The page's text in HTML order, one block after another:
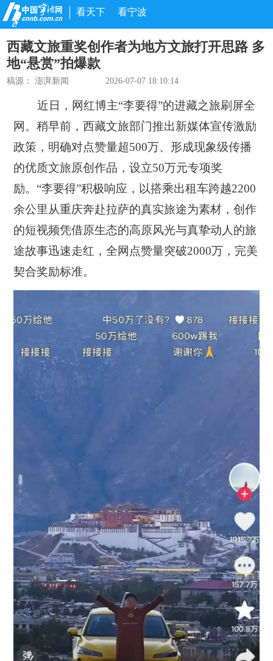
看天下 看宁波
西藏文旅重奖创作者为地方文旅打开思路 多
地“悬赏”拍爆款
稿源：澎湃新闻 2026-07-07 18:10:14
近日，网红博主“李要得”的进藏之旅刷屏全
网。稍早前，西藏文旅部门推出新媒体宣传激励
政策，明确对点赞量超500万、形成现象级传播
的优质文旅原创作品，设立50万元专项奖
励。“李要得”积极响应，以搭乘出租车跨越2200
余公里从重庆奔赴拉萨的真实旅途为素材，创作
的短视频凭借原生态的高原风光与真挚动人的旅
途故事迅速走红，全网点赞量突破2000万，完美
契合奖励标准。